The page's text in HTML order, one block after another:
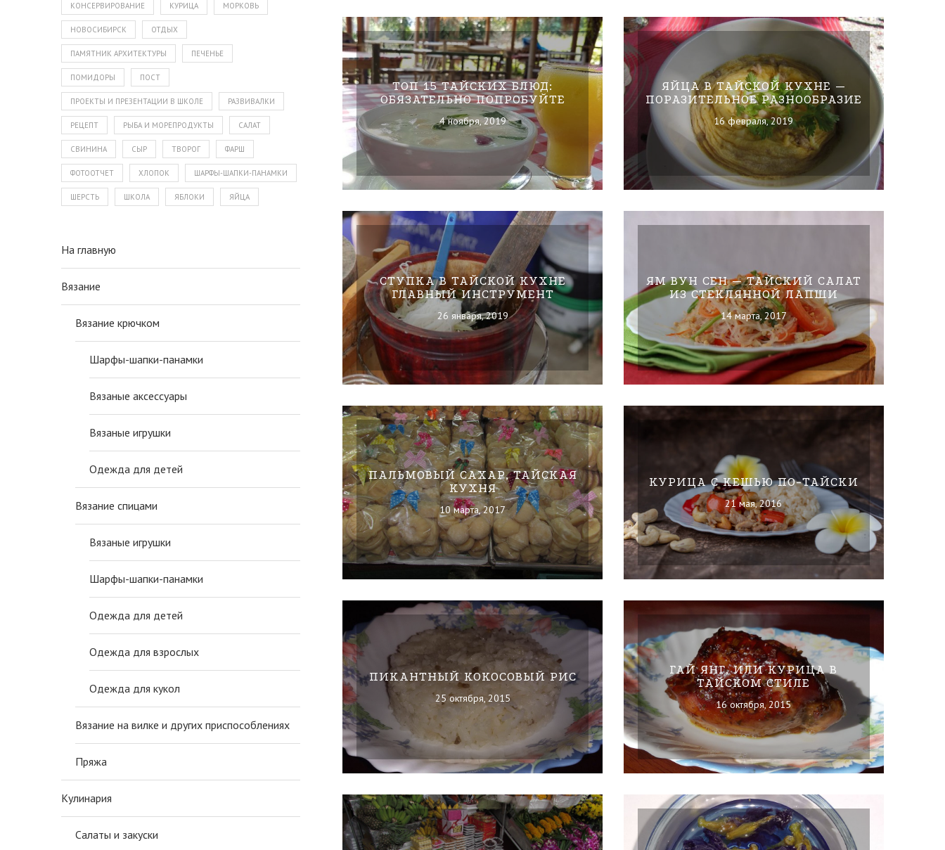
ТОП 15 ТАЙСКИХ БЛЮД:
ОБЯЗАТЕЛЬНО ПОПРОБУЙТЕ
4 ноября, 2019
ЯЙЦА В ТАЙСКОЙ КУХНЕ —
ПОРАЗИТЕЛЬНОЕ РАЗНООБРАЗИЕ
16 февраля, 2019
СТУПКА В ТАЙСКОЙ КУХНЕ
ГЛАВНЫЙ ИНСТРУМЕНТ
26 января, 2019
ЯМ ВУН СЕН — ТАЙСКИЙ САЛАТ
ИЗ СТЕКЛЯННОЙ ЛАПШИ
14 марта, 2017
ПАЛЬМОВЫЙ САХАР, ТАЙСКАЯ
КУХНЯ
10 марта, 2017
КУРИЦА С КЕШЬЮ ПО-ТАЙСКИ
21 мая, 2016
ПИКАНТНЫЙ КОКОСОВЫЙ РИС
25 октября, 2015
ГАЙ ЯНГ, ИЛИ КУРИЦА В
ТАЙСКОМ СТИЛЕ
16 октября, 2015
КОНСЕРВИРОВАНИЕ КУРИЦА МОРКОВЬ
НОВОСИБИРСК ОТДЫХ
ПАМЯТНИК АРХИТЕКТУРЫ ПЕЧЕНЬЕ
ПОМИДОРЫ ПОСТ
ПРОЕКТЫ И ПРЕЗЕНТАЦИИ В ШКОЛЕ РАЗВИВАЛКИ
РЕЦЕПТ РЫБА И МОРЕПРОДУКТЫ САЛАТ
СВИНИНА СЫР ТВОРОГ ФАРШ
ФОТООТЧЕТ ХЛОПОК ШАРФЫ-ШАПКИ-ПАНАМКИ
ШЕРСТЬ ШКОЛА ЯБЛОКИ ЯЙЦА
На главную
Вязание
Вязание крючком
Шарфы-шапки-панамки
Вязаные аксессуары
Вязаные игрушки
Одежда для детей
Вязание спицами
Вязаные игрушки
Шарфы-шапки-панамки
Одежда для детей
Одежда для взрослых
Одежда для кукол
Вязание на вилке и других приспособлениях
Пряжа
Кулинария
Салаты и закуски